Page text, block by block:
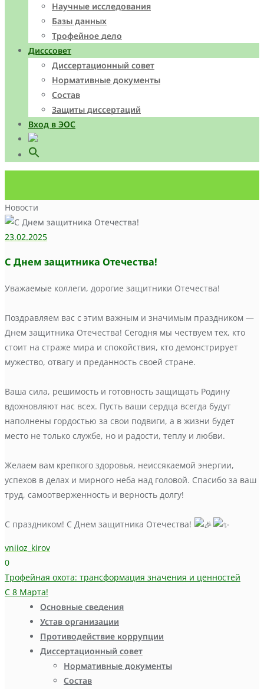
Научные исследования
Базы данных
Трофейное дело
Дисссовет
Диссертационный совет
Нормативные документы
Состав
Защиты диссертаций
Вход в ЭОС
Search
for:
Search Button
Новости
23.02.2025
С Днем защитника Отечества!
Уважаемые коллеги, дорогие защитники Отечества!
Поздравляем вас с этим важным и значимым праздником —
Днем защитника Отечества! Сегодня мы чествуем тех, кто
стоит на страже мира и спокойствия, кто демонстрирует
мужество, отвагу и преданность своей стране.
Ваша сила, решимость и готовность защищать Родину
вдохновляют нас всех. Пусть ваши сердца всегда будут
наполнены гордостью за свои подвиги, а в жизни будет
место не только службе, но и радости, теплу и любви.
Желаем вам крепкого здоровья, неиссякаемой энергии,
успехов в делах и мирного неба над головой. Спасибо за ваш
труд, самоотверженность и верность долгу!
С праздником! С Днем защитника Отечества!
vniioz_kirov
0
Навигация
по
записям
Трофейная охота: трансформация значения и ценностей
С 8 Марта!
Основные сведения
Устав организации
Противодействие коррупции
Диссертационный совет
Нормативные документы
Состав